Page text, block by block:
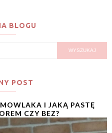
BLOGU
POST
I JAKĄ PASTĘ
CZY BEZ?